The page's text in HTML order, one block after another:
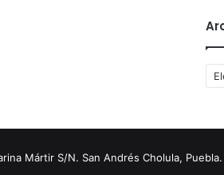
Mártir S/N. San Andrés Cholula,